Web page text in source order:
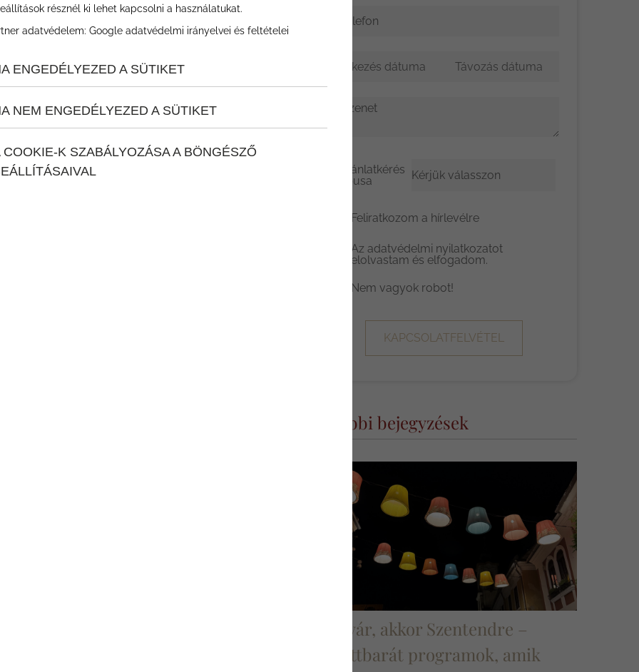
3 nap, ebből 1 hétvége)
műszakokkal, a hely jellegéből adódóan hétvégi
korrekt feltételek és bérezés szerint
Telefon
Üzenet
Ajánlatkérés
típusa
Feliratkozom a hírlevélre
Az adatvédelmi nyilatkozatot
elolvastam és elfogadom.
Nem vagyok robot!
KAPCSOLATFELVÉTEL
További bejegyzések
Ha nyár, akkor Szentendre –
felnőttbarát programok, amik
résznél ki lehet kapcsolni a használatukat.
adatvédelem: Google adatvédelmi irányelvei és feltételei
ENGEDÉLYEZED A SÜTIKET
NEM ENGEDÉLYEZED A SÜTIKET
COOKIE-K SZABÁLYOZÁSA A BÖNGÉSZŐ